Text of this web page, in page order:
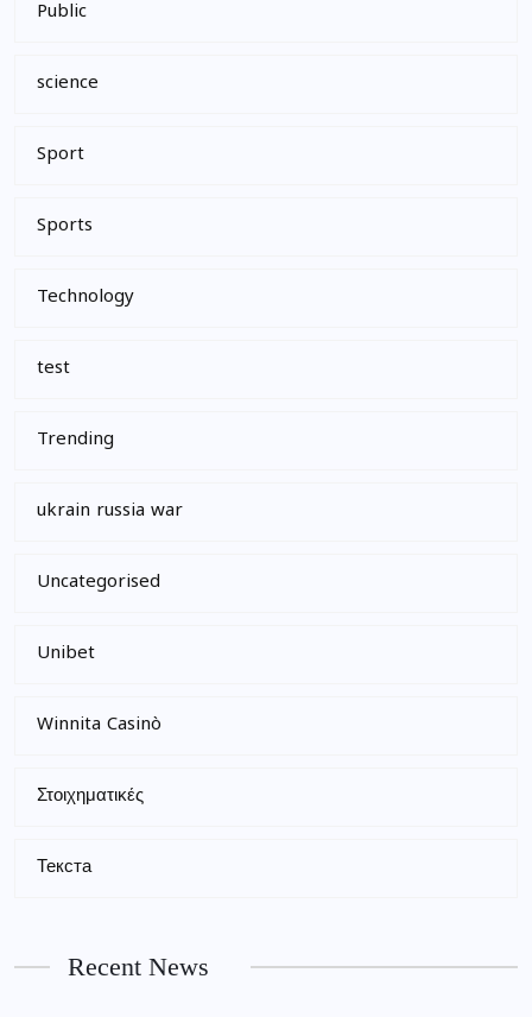
Public
science
Sport
Sports
Technology
test
Trending
ukrain russia war
Uncategorised
Unibet
Winnita Casinò
Στοιχηματικές
Текста
Recent News